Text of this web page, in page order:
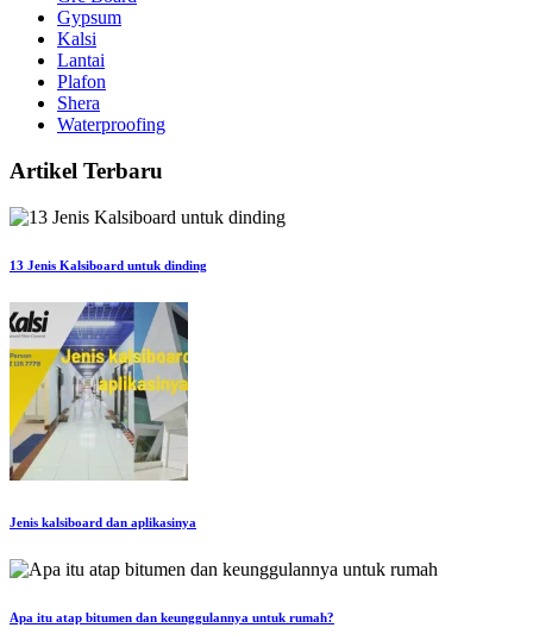
Gypsum
Kalsi
Lantai
Plafon
Shera
Waterproofing
Artikel Terbaru
13 Jenis Kalsiboard untuk dinding
Jenis kalsiboard dan aplikasinya
Apa itu atap bitumen dan keunggulannya untuk rumah?